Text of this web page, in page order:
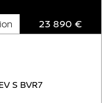
23 890 €
S BVR7